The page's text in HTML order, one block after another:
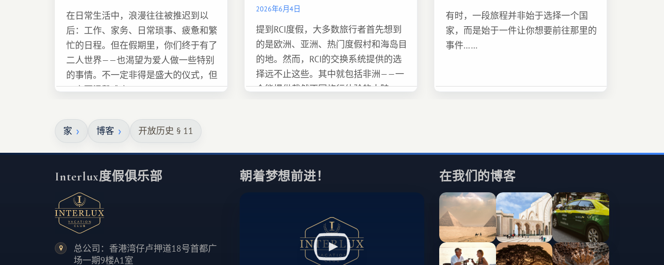
在日常生活中，浪漫往往被推迟到以
后：工作、家务、日常琐事、疲惫和繁
忙的日程。但在假期里，你们终于有了
二人世界——也渴望为爱人做一些特别
的事情。不一定非得是盛大的仪式，但
一定要温馨难忘 :)
2026年6月4日
提到RCI度假，大多数旅行者首先想到
的是欧洲、亚洲、热门度假村和海岛目
的地。然而，RCI的交换系统提供的选
择远不止这些。其中就包括非洲——一
个能提供截然不同旅行体验的大陆。
有时，一段旅程并非始于选择一个国
家，而是始于一件让你想要前往那里的
事件……
家 博客 开放历史 § 11
Interlux度假俱乐部
总公司：香港湾仔卢押道18号首都广
场一期9楼A1室
朝着梦想前进！ 在我们的博客